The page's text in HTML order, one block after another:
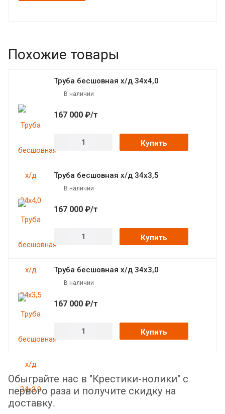
Похожие товары
Труба бесшовная х/д 34х4,0
В наличии
167 000 ₽/т
Купить
Труба бесшовная х/д 34х3,5
В наличии
167 000 ₽/т
Купить
Труба бесшовная х/д 34х3,0
В наличии
167 000 ₽/т
Купить
Обыграйте нас в "Крестики-нолики" с
первого раза и получите скидку на
доставку.